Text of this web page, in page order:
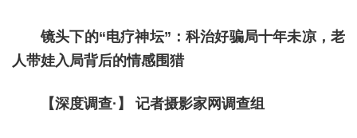
镜头下的“电疗神坛”：科治好骗局十年未凉，老
人带娃入局背后的情感围猎
【深度调查·】 记者摄影家网调查组